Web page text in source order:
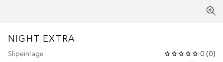
NIGHT EXTRA
Slipeinlage 0 (0)